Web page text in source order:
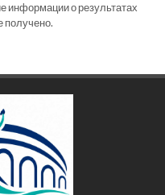
информации о результатах
получено.